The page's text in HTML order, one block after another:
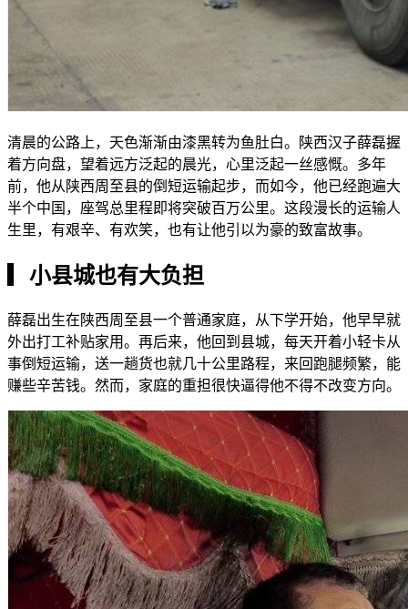
清晨的公路上，天色渐渐由漆黑转为鱼肚白。陕西汉子薛磊握
着方向盘，望着远方泛起的晨光，心里泛起一丝感慨。多年
前，他从陕西周至县的倒短运输起步，而如今，他已经跑遍大
半个中国，座驾总里程即将突破百万公里。这段漫长的运输人
生里，有艰辛、有欢笑，也有让他引以为豪的致富故事。
小县城也有大负担
薛磊出生在陕西周至县一个普通家庭，从下学开始，他早早就
外出打工补贴家用。再后来，他回到县城，每天开着小轻卡从
事倒短运输，送一趟货也就几十公里路程，来回跑腿频繁，能
赚些辛苦钱。然而，家庭的重担很快逼得他不得不改变方向。